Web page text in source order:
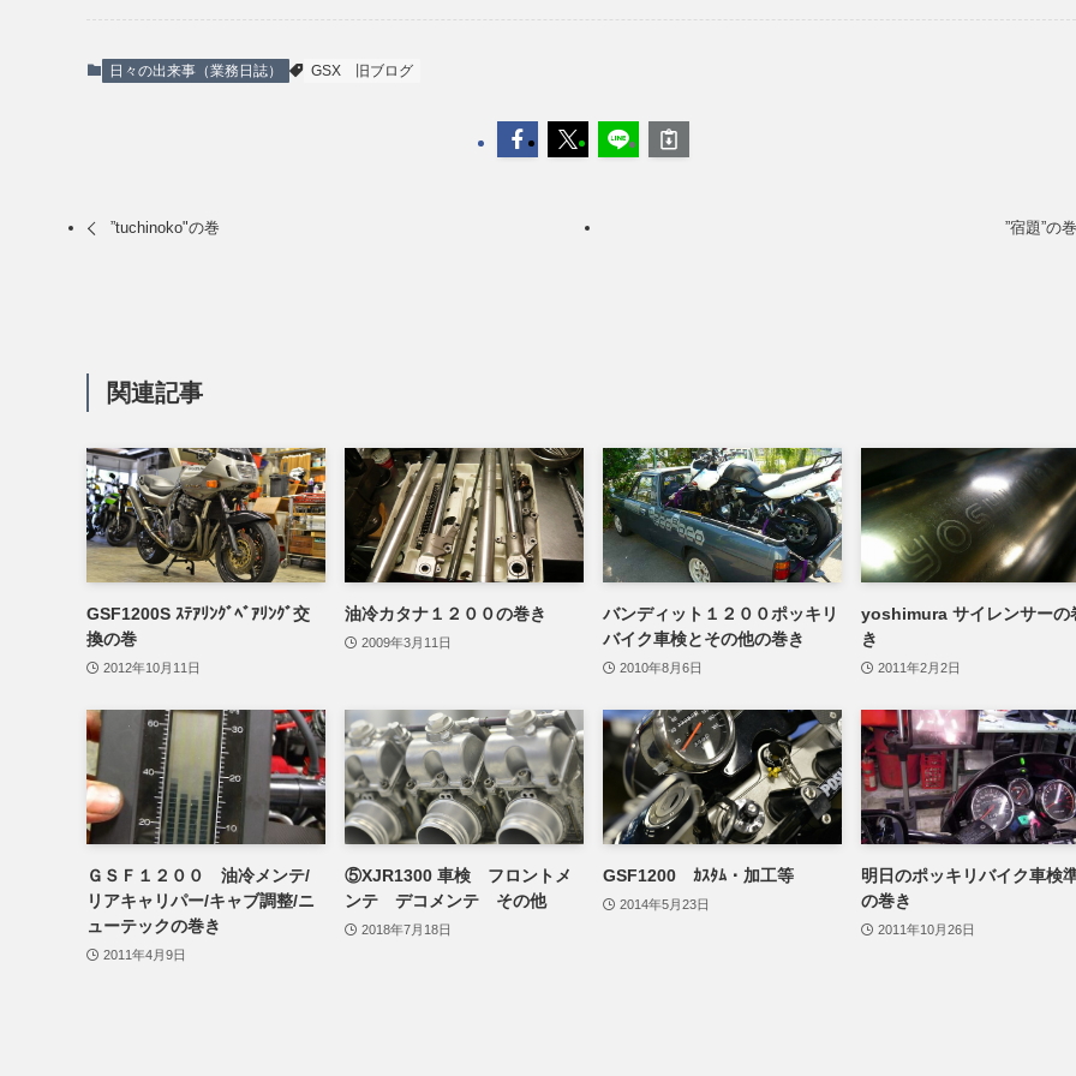
日々の出来事（業務日誌） GSX 旧ブログ
”tuchinoko"の巻 ”宿題”の巻
関連記事
GSF1200S ｽﾃｱﾘﾝｸﾞﾍﾞｱﾘﾝｸﾞ交
換の巻
2012年10月11日
油冷カタナ１２００の巻き
2009年3月11日
バンディット１２００ポッキリ
バイク車検とその他の巻き
2010年8月6日
yoshimura サイレンサーの
き
2011年2月2日
ＧＳＦ１２００ 油冷メンテ/
リアキャリパー/キャブ調整/ニ
ューテックの巻き
2011年4月9日
⑤XJR1300 車検 フロントメ
ンテ デコメンテ その他
2018年7月18日
GSF1200 ｶｽﾀﾑ・加工等
2014年5月23日
明日のポッキリバイク車検
の巻き
2011年10月26日